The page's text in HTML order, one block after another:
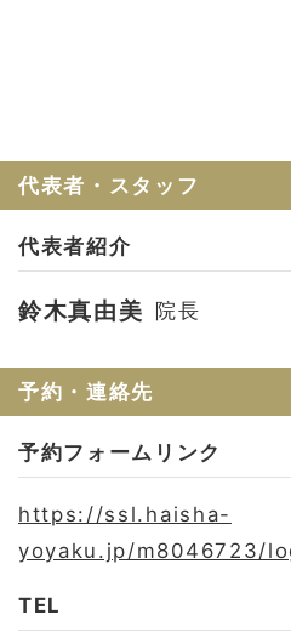
代表者・スタッフ
代表者紹介
鈴木真由美 院長
予約・連絡先
予約フォームリンク
https://ssl.haisha-
yoyaku.jp/m8046723/
TEL